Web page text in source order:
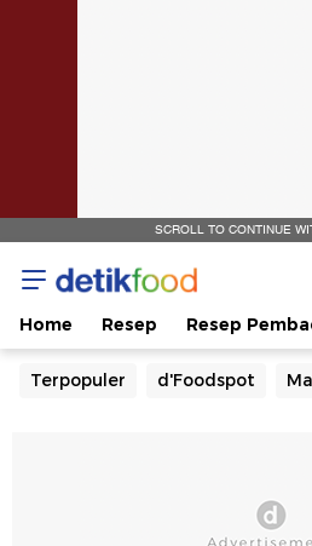
SCROLL TO CONTINUE
Home Resep Resep
Terpopuler d'Foodspot